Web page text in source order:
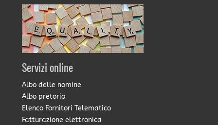
Servizi online
Albo delle nomine
Albo pretorio
Elenco Fornitori Telematico
Fatturazione elettronica